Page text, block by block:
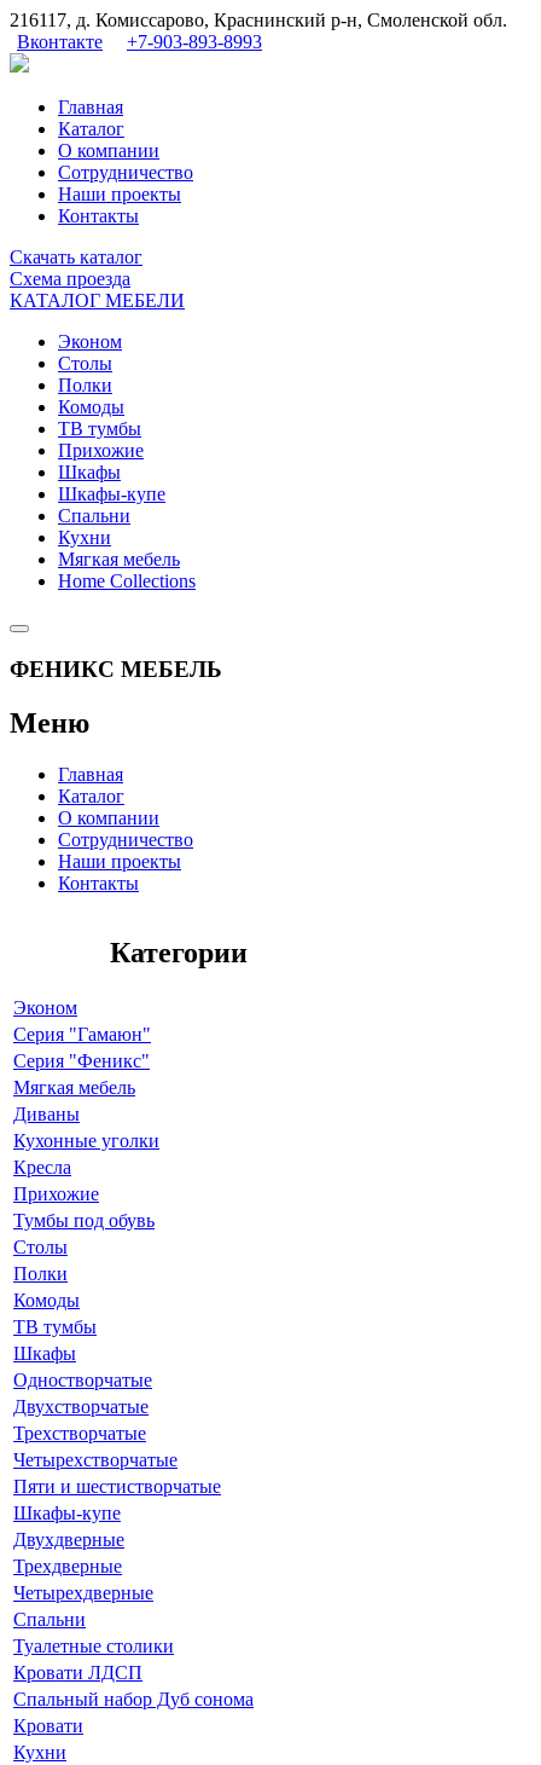
216117, д. Комиссарово, Краснинский р-н, Смоленской обл.
Вконтакте
+7-903-893-8993
Главная
Каталог
О компании
Сотрудничество
Наши проекты
Контакты
Скачать каталог
Схема проезда
КАТАЛОГ МЕБЕЛИ
Эконом
Столы
Полки
Комоды
ТВ тумбы
Прихожие
Шкафы
Шкафы-купе
Спальни
Кухни
Мягкая мебель
Home Collections
ФЕНИКС МЕБЕЛЬ
Меню
Главная
Каталог
О компании
Сотрудничество
Наши проекты
Контакты
Категории
Эконом
Серия "Гамаюн"
Серия "Феникс"
Мягкая мебель
Диваны
Кухонные уголки
Кресла
Прихожие
Тумбы под обувь
Столы
Полки
Комоды
ТВ тумбы
Шкафы
Одностворчатые
Двухстворчатые
Трехстворчатые
Четырехстворчатые
Пяти и шестистворчатые
Шкафы-купе
Двухдверные
Трехдверные
Четырехдверные
Спальни
Туалетные столики
Кровати ЛДСП
Спальный набор Дуб сонома
Кровати
Кухни